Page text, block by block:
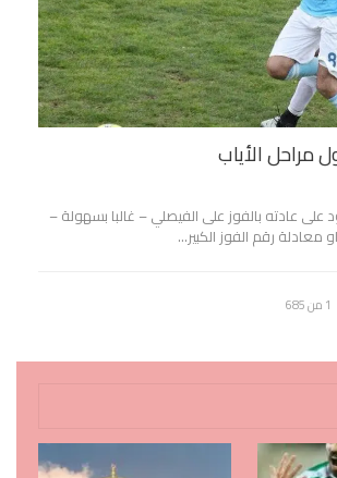
مراحل الأياب
عادته بالفوز على الفيصلي – غالبا بسهولة –
معادلة رقم الفوز الكبير…
1 من 685